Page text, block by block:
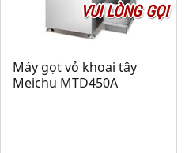
VUI LÒNG GỌI
Máy gọt vỏ khoai tây
Meichu MTD450A